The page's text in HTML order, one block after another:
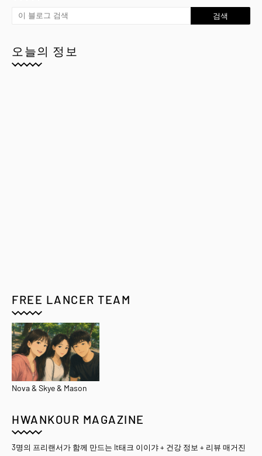
오늘의 정보
FREE LANCER TEAM
Nova & Skye & Mason
HWANKOUR MAGAZINE
3명의 프리랜서가 함께 만드는 It태크 이이갸 + 건강 정보 + 리뷰 매거진